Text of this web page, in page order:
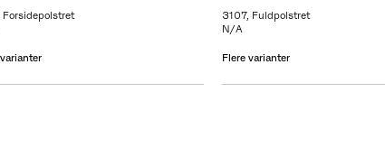
Forsidepolstret
3107, Fuldpolstret
N/A
Flere varianter